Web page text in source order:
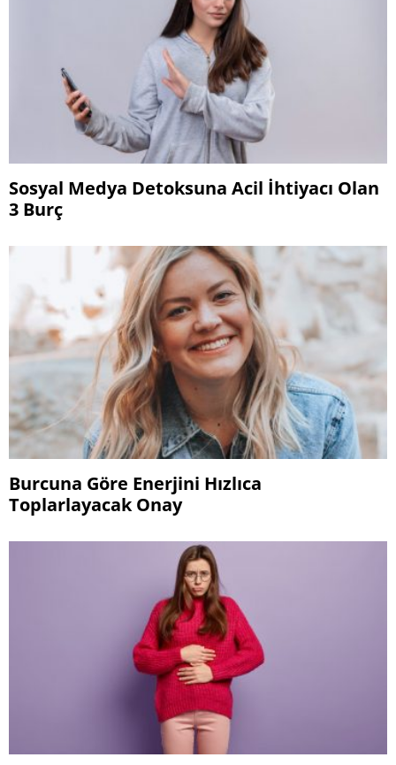
Sosyal Medya Detoksuna Acil İhtiyacı Olan
3 Burç
Burcuna Göre Enerjini Hızlıca
Toplarlayacak Onay